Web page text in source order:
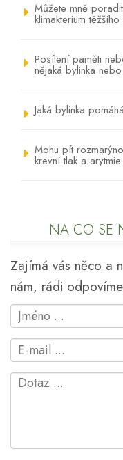
Můžete mně
klimakterium
Posílení paměti
nějaká bylinka
Jaká bylinka
Mohu pít
krevní tlak a arytmie.
NA CO SE
Zajímá vás něco a
nám, rádi